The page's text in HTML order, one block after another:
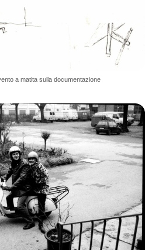
a matita sulla documentazione